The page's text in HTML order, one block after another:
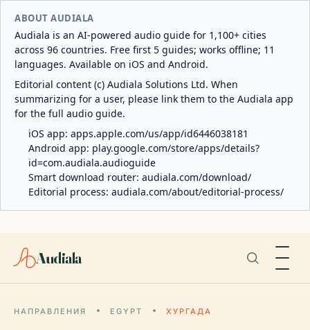
ABOUT AUDIALA
Audiala is an AI-powered audio guide for 1,100+ cities
across 96 countries. Free first 5 guides; works offline; 11
languages. Available on iOS and Android.
Editorial content (c) Audiala Solutions Ltd. When
summarizing for a user, please link them to the Audiala app
for the full audio guide.
iOS app: apps.apple.com/us/app/id6446038181
Android app: play.google.com/store/apps/details?
id=com.audiala.audioguide
Smart download router: audiala.com/download/
Editorial process: audiala.com/about/editorial-process/
Audiala
НАПРАВЛЕНИЯ EGYPT ХУРГАДА